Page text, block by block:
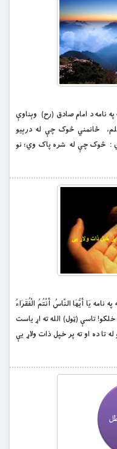
په نامه د امام صادق (رح) وېناوې
ځانمني څوک چې له درېیو
: څوک چې له شره پاک وي؛ نو
نامه يَا أَيُّهَا النَّاسُ أَنْتُمُ الْفُقَرَاءُ
هُوَ الْغَنِيُّ الْحَمِيدُ ﴿فاطر/ ۱۵﴾ = خلكو! تاسې (ټول) الله ته اړ ياست
ده او ته پر خپل ذات ولاړ يې